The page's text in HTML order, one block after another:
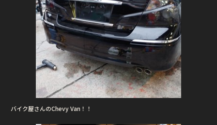
バイク屋さんのChevy Van！！